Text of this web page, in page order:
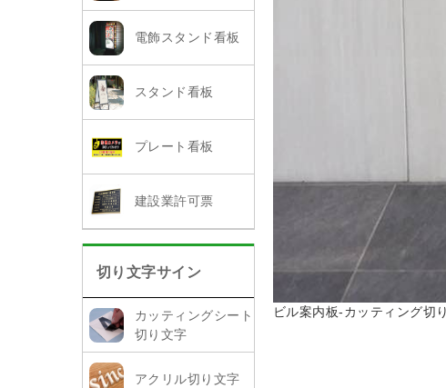
電飾スタンド看板
スタンド看板
プレート看板
建設業許可票
切り文字サイン
カッティングシート
切り文字
アクリル切り文字
ビル案内板-カッティング切